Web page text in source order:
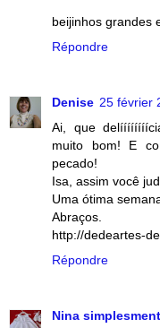
beijinhos grandes
Répondre
Denise 25 février
Ai, que
muito bom! E
pecado!
Isa, assim você
Uma ótima
Abraços.
http://dedeartes-
Répondre
Nina